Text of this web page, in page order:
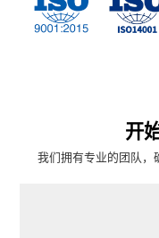
开
我们拥有专业的团队，